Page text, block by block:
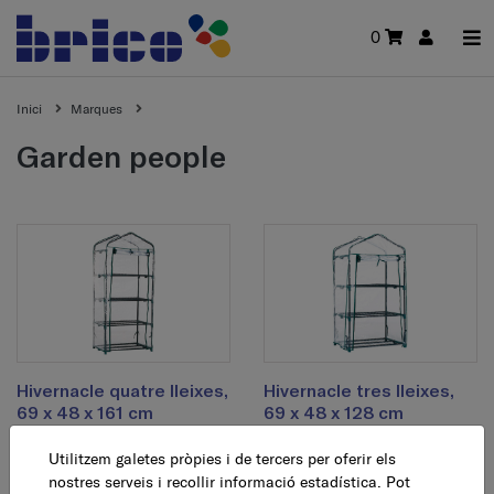
0
Inici Marques
garden people
Hivernacle quatre lleixes,
69 x 48 x 161 cm
36,95 € AFEGEIX
Hivernacle tres lleixes,
69 x 48 x 128 cm
33,95 € AFEGEIX
Utilitzem galetes pròpies i de tercers per oferir els
nostres serveis i recollir informació estadística. Pot